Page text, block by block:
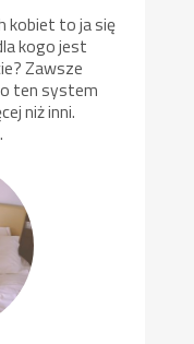
kobiet to ja się
kogo jest
Zawsze
ten system
niż inni.